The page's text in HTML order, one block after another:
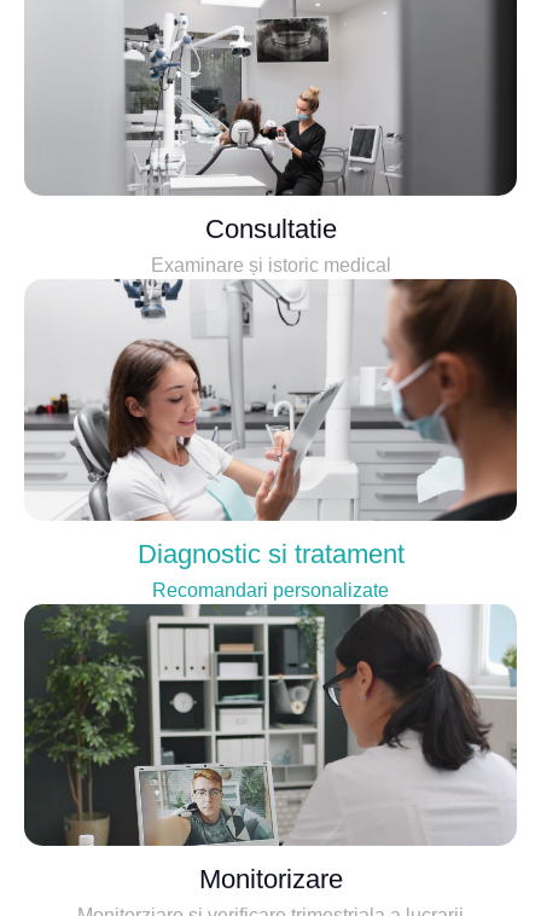
Consultatie
Examinare și istoric medical
Diagnostic si tratament
Recomandari personalizate
Monitorizare